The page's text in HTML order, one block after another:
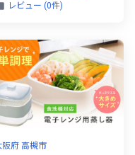
レビュー (0件)
阪府 高槻市